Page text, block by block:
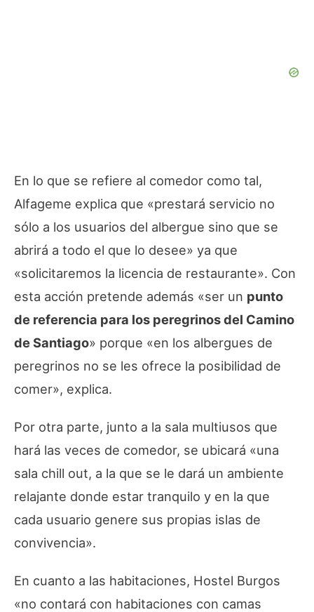
En lo que se refiere al comedor como tal,
Alfageme explica que «prestará servicio no
sólo a los usuarios del albergue sino que se
abrirá a todo el que lo desee» ya que
«solicitaremos la licencia de restaurante». Con
esta acción pretende además «ser un punto
de referencia para los peregrinos del Camino
de Santiago» porque «en los albergues de
peregrinos no se les ofrece la posibilidad de
comer», explica.
Por otra parte, junto a la sala multiusos que
hará las veces de comedor, se ubicará «una
sala chill out, a la que se le dará un ambiente
relajante donde estar tranquilo y en la que
cada usuario genere sus propias islas de
convivencia».
En cuanto a las habitaciones, Hostel Burgos
«no contará con habitaciones con camas